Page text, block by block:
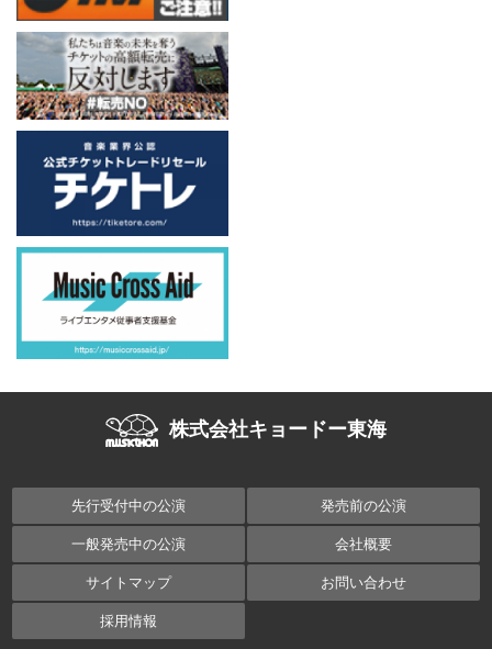
株式会社キョードー東海
先行受付中の公演 発売前の公演
一般発売中の公演 会社概要
サイトマップ お問い合わせ
採用情報